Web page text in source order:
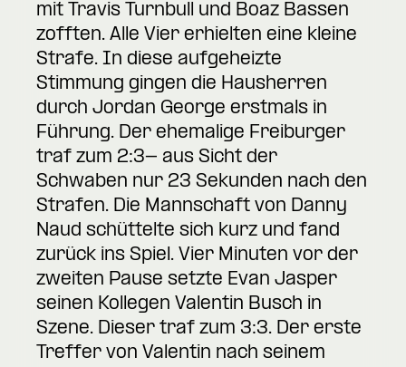
mit Travis Turnbull und Boaz Bassen
zofften. Alle Vier erhielten eine kleine
Strafe. In diese aufgeheizte
Stimmung gingen die Hausherren
durch Jordan George erstmals in
Führung. Der ehemalige Freiburger
traf zum 2:3- aus Sicht der
Schwaben nur 23 Sekunden nach den
Strafen. Die Mannschaft von Danny
Naud schüttelte sich kurz und fand
zurück ins Spiel. Vier Minuten vor der
zweiten Pause setzte Evan Jasper
seinen Kollegen Valentin Busch in
Szene. Dieser traf zum 3:3. Der erste
Treffer von Valentin nach seinem